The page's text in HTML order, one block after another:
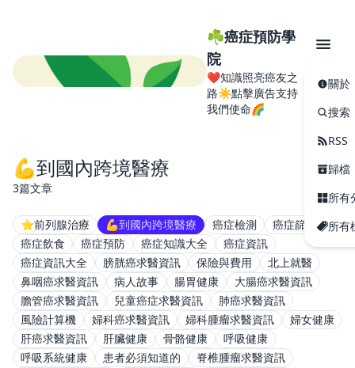
☘️癌症預防學
院
❤️知識照亮癌友之
路☀️點擊廣告支持
我們使命🌈
關於
搜索
RSS
歸檔
所有
所有
💪到國內跨境醫療
3篇文章
⭐️前列腺治療 💪到國內跨境醫療 癌症檢測
癌症篩查
癌症飲食
癌症預防 癌症知識大全
癌症資訊
癌症資訊大全
膀胱癌求醫資訊 保險與費用
北上就醫
鼻咽癌求醫資訊
病人故事 腸胃健康
大腸癌求醫資訊
膽管癌求醫資訊
兒童癌症求醫資訊
肺癌求醫資訊
風險計算機
婦科癌求醫資訊 婦科腫瘤求醫資訊
婦女健康
肝癌求醫資訊
肝臟健康 骨骼健康
呼吸健康
呼吸系統健康
患者必須知道的
脊椎腫瘤求醫資訊